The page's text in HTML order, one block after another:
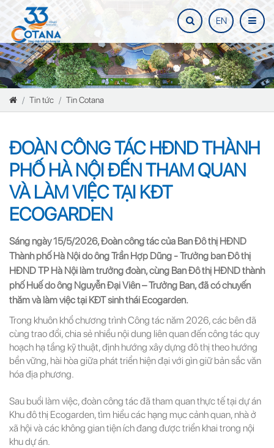
EN
Tin tức Tin Cotana
ĐOÀN CÔNG TÁC HĐND THÀNH
PHỐ HÀ NỘI ĐẾN THAM QUAN
VÀ LÀM VIỆC TẠI KĐT
ECOGARDEN
Sáng ngày 15/5/2026, Đoàn công tác của Ban Đô thị HĐND
Thành phố Hà Nội do ông Trần Hợp Dũng - Trưởng ban Đô thị
HĐND TP Hà Nội làm trưởng đoàn, cùng Ban Đô thị HĐND thành
phố Huế do ông Nguyễn Đại Viên – Trưởng Ban, đã có chuyến
thăm và làm việc tại KĐT sinh thái Ecogarden.
Trong khuôn khổ chương trình Công tác năm 2026, các bên đã
cùng trao đổi, chia sẻ nhiều nội dung liên quan đến công tác quy
hoạch hạ tầng kỹ thuật, định hướng xây dựng đô thị theo hướng
bền vững, hài hòa giữa phát triển hiện đại với gìn giữ bản sắc văn
hóa địa phương.
Sau buổi làm việc, đoàn công tác đã tham quan thực tế tại dự án
Khu đô thị Ecogarden, tìm hiểu các hạng mục cảnh quan, nhà ở
xã hội và các không gian tiện ích đang được triển khai trong nội
khu dự án.